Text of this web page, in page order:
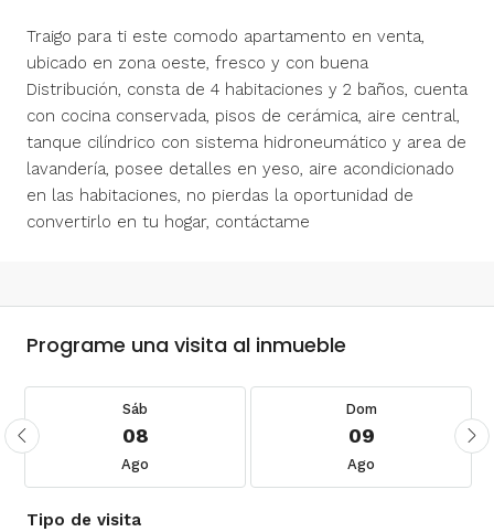
Traigo para ti este comodo apartamento en venta,
ubicado en zona oeste, fresco y con buena
Distribución, consta de 4 habitaciones y 2 baños, cuenta
con cocina conservada, pisos de cerámica, aire central,
tanque cilíndrico con sistema hidroneumático y area de
lavandería, posee detalles en yeso, aire acondicionado
en las habitaciones, no pierdas la oportunidad de
convertirlo en tu hogar, contáctame
Programe una visita al inmueble
Sáb
08
Ago
Dom
09
Ago
Tipo de visita